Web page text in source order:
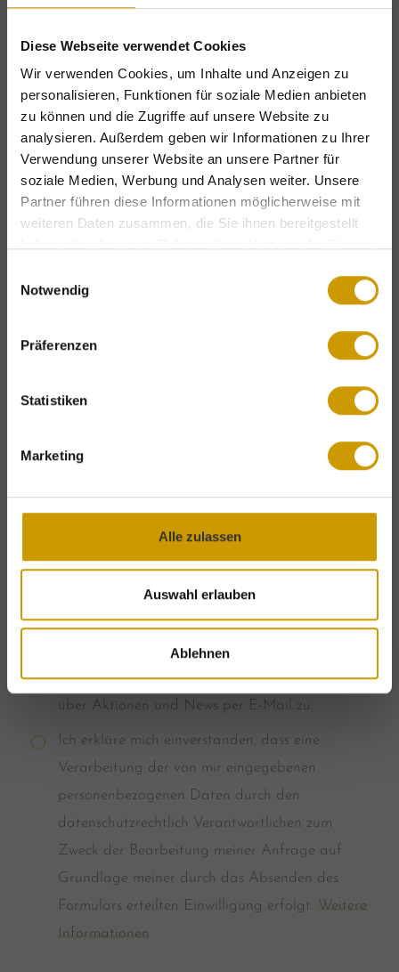
Diese Webseite verwendet Cookies
Wir verwenden Cookies, um Inhalte und Anzeigen zu
personalisieren, Funktionen für soziale Medien anbieten
zu können und die Zugriffe auf unsere Website zu
analysieren. Außerdem geben wir Informationen zu Ihrer
Verwendung unserer Website an unsere Partner für
soziale Medien, Werbung und Analysen weiter. Unsere
Partner führen diese Informationen möglicherweise mit
weiteren Daten zusammen, die Sie ihnen bereitgestellt
Notwendig
Präferenzen
Statistiken
Marketing
Alle zulassen
Auswahl erlauben
Ablehnen
ORT
LAND
Bitte senden Sie mir zukünftig Informationen
über Aktionen und News per E-Mail zu.
Ich erkläre mich einverstanden, dass eine
Verarbeitung der von mir eingegebenen
personenbezogenen Daten durch den
datenschutzrechtlich Verantwortlichen zum
Zweck der Bearbeitung meiner Anfrage auf
Grundlage meiner durch das Absenden des
Formulars erteilten Einwilligung erfolgt. Weitere
Informationen
Exklusive Urlaubsvorteile – nur für kurze
& attraktive